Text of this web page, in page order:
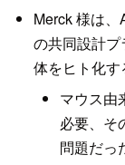
Merck 様は
の共同設計
体をヒト化
マウス由
必要、そ
問題だっ